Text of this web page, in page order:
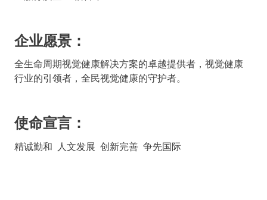
企业愿景：
全生命周期视觉健康解决方案的卓越提供者，视觉健康
行业的引领者，全民视觉健康的守护者。
使命宣言：
精诚勤和 人文发展 创新完善 争先国际